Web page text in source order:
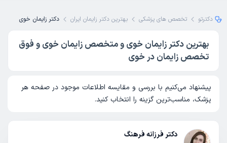
دکترتو تخصص های پزشکی بهترین دکتر زایمان ایران دکتر زایمان خوی
بهترین دکتر زایمان خوی و متخصص زایمان خوی و فوق
تخصص زایمان در خوی
پیشنهاد می‌کنیم با بررسی و مقایسه اطلاعات موجود در صفحه هر
پزشک، مناسب‌ترین گزینه را انتخاب کنید.
دکتر فرزانه فرهنگ